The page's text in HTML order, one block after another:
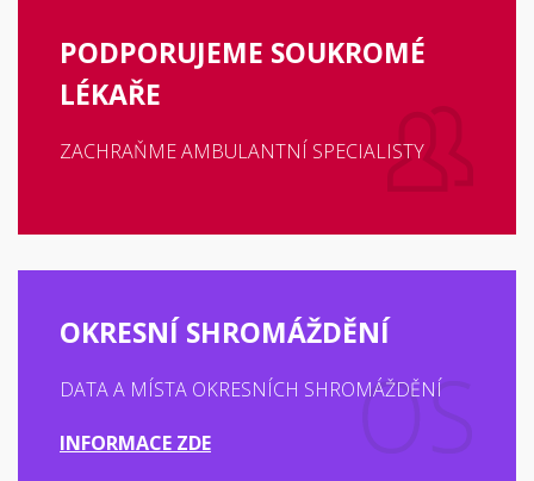
PODPORUJEME SOUKROMÉ
LÉKAŘE
ZACHRAŇME AMBULANTNÍ SPECIALISTY
OKRESNÍ SHROMÁŽDĚNÍ
DATA A MÍSTA OKRESNÍCH SHROMÁŽDĚNÍ
INFORMACE ZDE